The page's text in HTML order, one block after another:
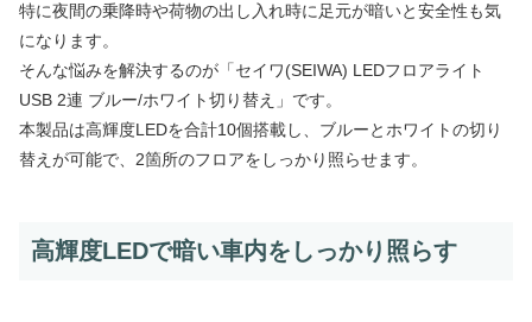
特に夜間の乗降時や荷物の出し入れ時に足元が暗いと安全性も気
になります。
そんな悩みを解決するのが「セイワ(SEIWA) LEDフロアライト
USB 2連 ブルー/ホワイト切り替え」です。
本製品は高輝度LEDを合計10個搭載し、ブルーとホワイトの切り
替えが可能で、2箇所のフロアをしっかり照らせます。
高輝度LEDで暗い車内をしっかり照らす